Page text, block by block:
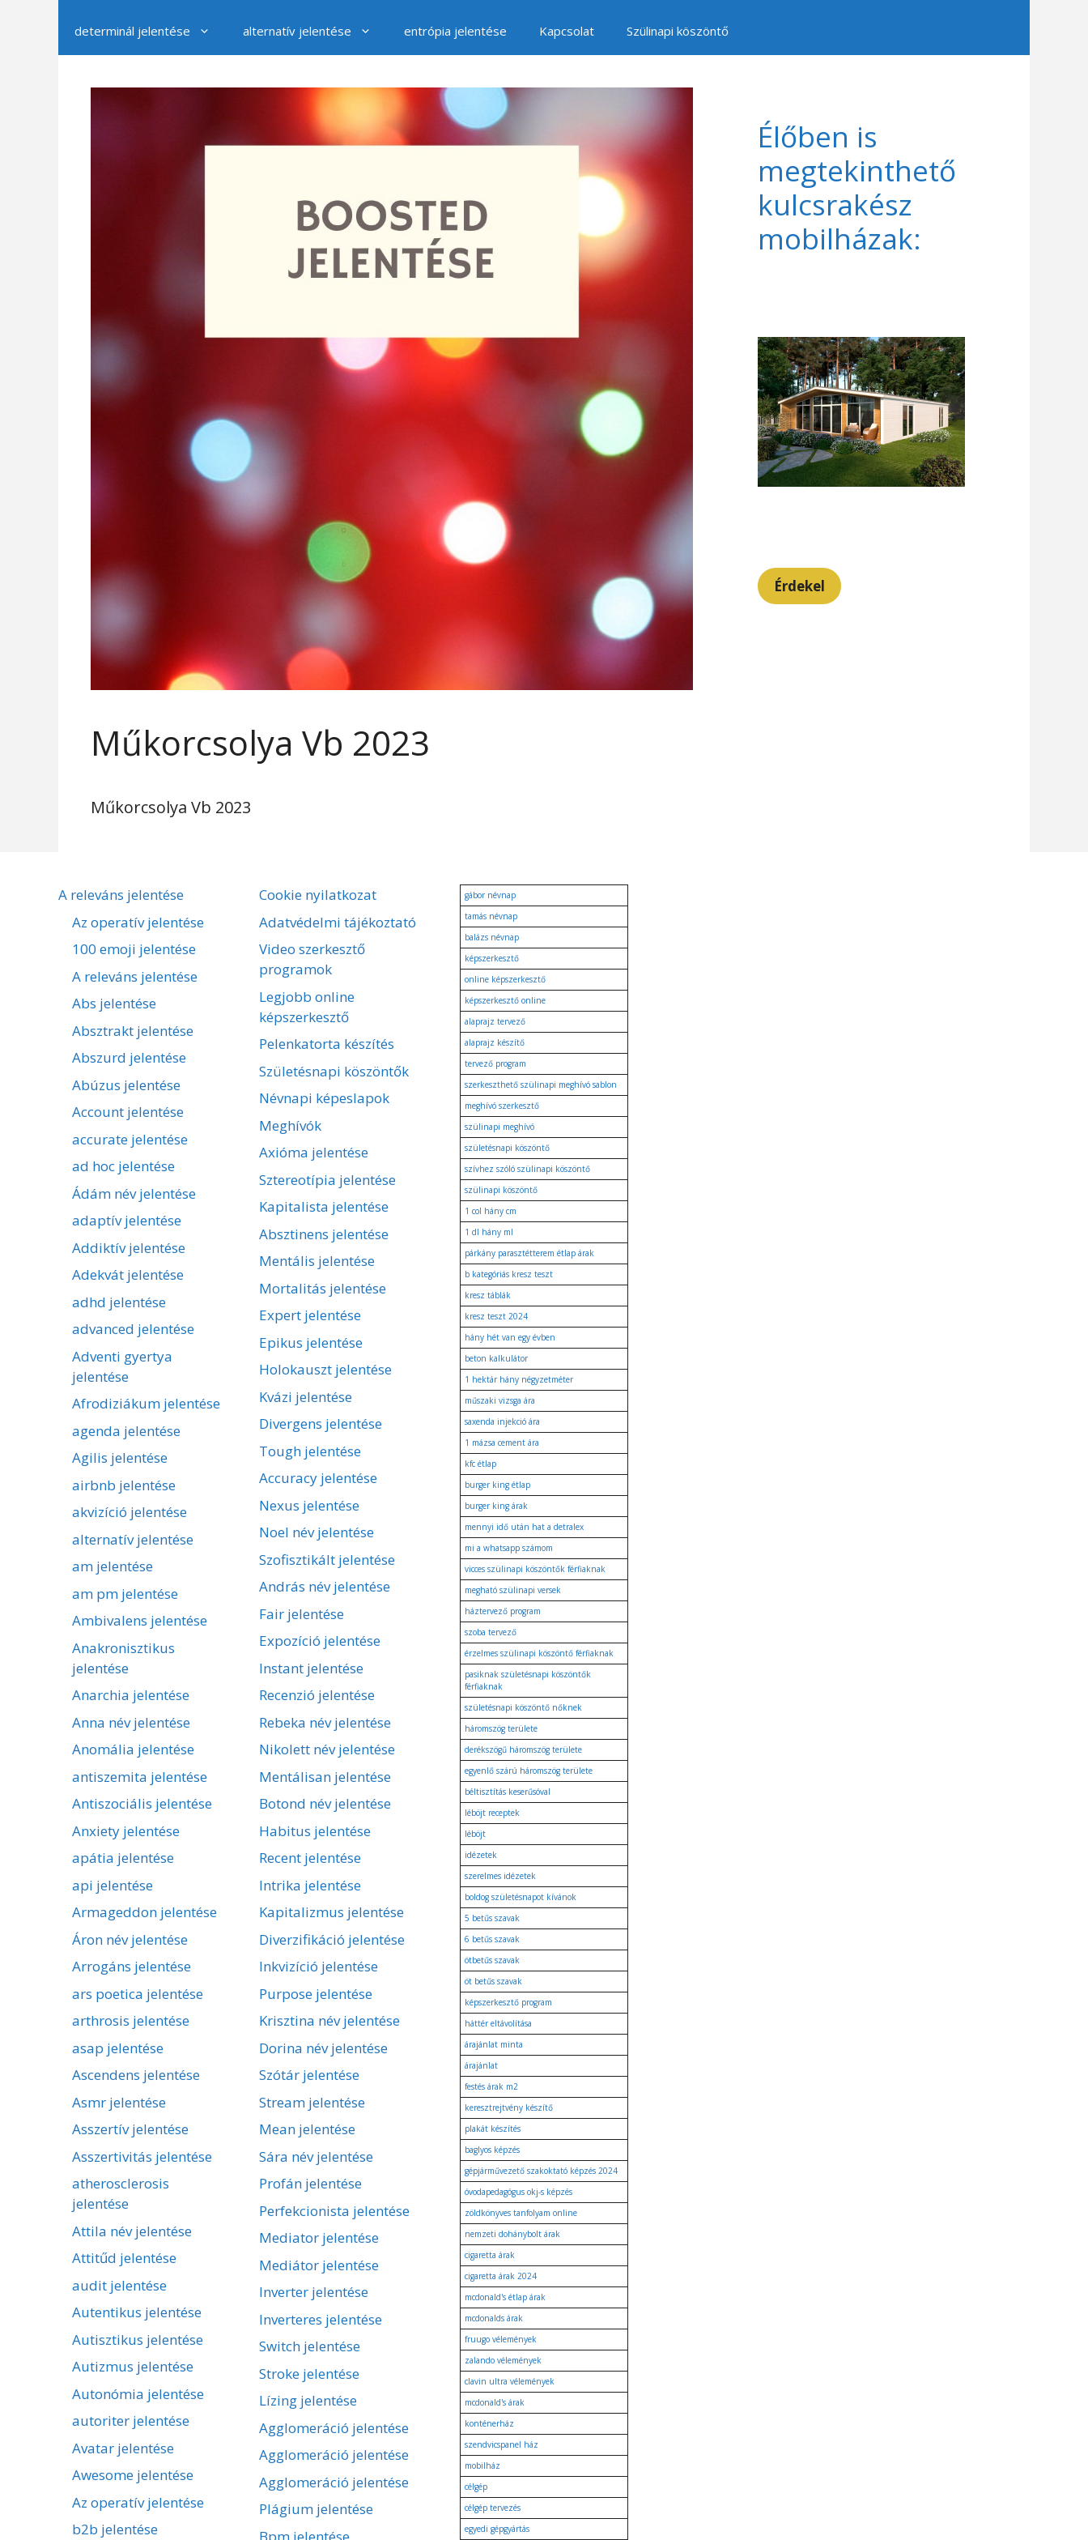
determinál jelentése alternatív jelentése entrópia jelentése Kapcsolat Szülinapi köszöntő
Műkorcsolya Vb 2023
Műkorcsolya Vb 2023
Élőben is
megtekinthető
kulcsrakész
mobilházak:
Érdekel
A releváns jelentése
Az operatív jelentése
100 emoji jelentése
A releváns jelentése
Abs jelentése
Absztrakt jelentése
Abszurd jelentése
Abúzus jelentése
Account jelentése
accurate jelentése
ad hoc jelentése
Ádám név jelentése
adaptív jelentése
Addiktív jelentése
Adekvát jelentése
adhd jelentése
advanced jelentése
Adventi gyertya
jelentése
Afrodiziákum jelentése
agenda jelentése
Agilis jelentése
airbnb jelentése
akvizíció jelentése
alternatív jelentése
am jelentése
am pm jelentése
Ambivalens jelentése
Anakronisztikus
jelentése
Anarchia jelentése
Anna név jelentése
Anomália jelentése
antiszemita jelentése
Antiszociális jelentése
Anxiety jelentése
apátia jelentése
api jelentése
Armageddon jelentése
Áron név jelentése
Arrogáns jelentése
ars poetica jelentése
arthrosis jelentése
asap jelentése
Ascendens jelentése
Asmr jelentése
Asszertív jelentése
Asszertivitás jelentése
atherosclerosis
jelentése
Attila név jelentése
Attitűd jelentése
audit jelentése
Autentikus jelentése
Autisztikus jelentése
Autizmus jelentése
Autonómia jelentése
autoriter jelentése
Avatar jelentése
Awesome jelentése
Az operatív jelentése
b2b jelentése
Cookie nyilatkozat
Adatvédelmi tájékoztató
Video szerkesztő
programok
Legjobb online
képszerkesztő
Pelenkatorta készítés
Születésnapi köszöntők
Névnapi képeslapok
Meghívók
Axióma jelentése
Sztereotípia jelentése
Kapitalista jelentése
Absztinens jelentése
Mentális jelentése
Mortalitás jelentése
Expert jelentése
Epikus jelentése
Holokauszt jelentése
Kvázi jelentése
Divergens jelentése
Tough jelentése
Accuracy jelentése
Nexus jelentése
Noel név jelentése
Szofisztikált jelentése
András név jelentése
Fair jelentése
Expozíció jelentése
Instant jelentése
Recenzió jelentése
Rebeka név jelentése
Nikolett név jelentése
Mentálisan jelentése
Botond név jelentése
Habitus jelentése
Recent jelentése
Intrika jelentése
Kapitalizmus jelentése
Diverzifikáció jelentése
Inkvizíció jelentése
Purpose jelentése
Krisztina név jelentése
Dorina név jelentése
Szótár jelentése
Stream jelentése
Mean jelentése
Sára név jelentése
Profán jelentése
Perfekcionista jelentése
Mediator jelentése
Mediátor jelentése
Inverter jelentése
Inverteres jelentése
Switch jelentése
Stroke jelentése
Lízing jelentése
Agglomeráció jelentése
Agglomeráció jelentése
Agglomeráció jelentése
Plágium jelentése
Bpm jelentése
gábor névnap
tamás névnap
balázs névnap
képszerkesztő
online képszerkesztő
képszerkesztő online
alaprajz tervező
alaprajz készítő
tervező program
szerkeszthető szülinapi meghívó sablon
meghívó szerkesztő
szülinapi meghívó
születésnapi köszöntő
szívhez szóló szülinapi köszöntő
szülinapi köszöntő
1 col hány cm
1 dl hány ml
párkány parasztétterem étlap árak
b kategóriás kresz teszt
kresz táblák
kresz teszt 2024
hány hét van egy évben
beton kalkulátor
1 hektár hány négyzetméter
műszaki vizsga ára
saxenda injekció ára
1 mázsa cement ára
kfc étlap
burger king étlap
burger king árak
mennyi idő után hat a detralex
mi a whatsapp számom
vicces szülinapi köszöntők férfiaknak
megható szülinapi versek
háztervező program
szoba tervező
érzelmes szülinapi köszöntő férfiaknak
pasiknak születésnapi köszöntők
férfiaknak
születésnapi köszöntő nőknek
háromszög területe
derékszögű háromszög területe
egyenlő szárú háromszög területe
béltisztítás keserűsóval
léböjt receptek
léböjt
idézetek
szerelmes idézetek
boldog születésnapot kívánok
5 betűs szavak
6 betűs szavak
ötbetűs szavak
öt betűs szavak
képszerkesztő program
háttér eltávolítása
árajánlat minta
árajánlat
festés árak m2
keresztrejtvény készítő
plakát készítés
baglyos képzés
gépjárművezető szakoktató képzés 2024
óvodapedagógus okj-s képzés
zöldkönyves tanfolyam online
nemzeti dohánybolt árak
cigaretta árak
cigaretta árak 2024
mcdonald's étlap árak
mcdonalds árak
fruugo vélemények
zalando vélemények
clavin ultra vélemények
mcdonald's árak
konténerház
szendvicspanel ház
mobilház
célgép
célgép tervezés
egyedi gépgyártás